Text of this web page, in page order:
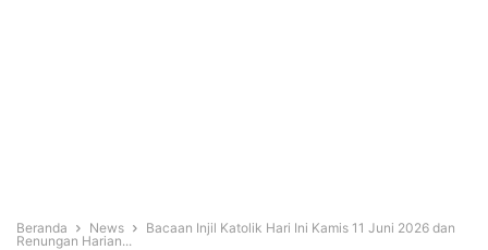
Beranda News
Bacaan Injil Katolik Hari Ini Kamis 11 Juni 2026 dan
Renungan Harian...